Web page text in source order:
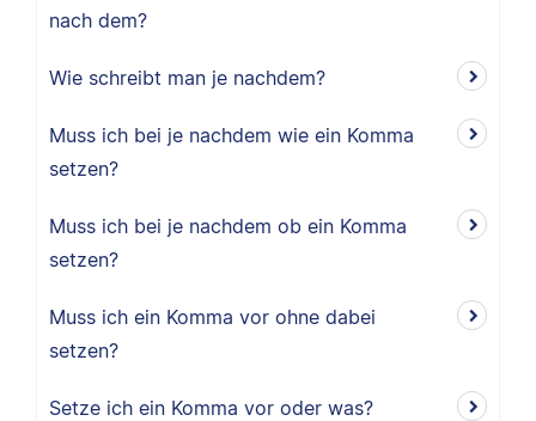
nach dem?
Wie schreibt man je nachdem?
Muss ich bei je nachdem wie ein Komma
setzen?
Muss ich bei je nachdem ob ein Komma
setzen?
Muss ich ein Komma vor ohne dabei
setzen?
Setze ich ein Komma vor oder was?